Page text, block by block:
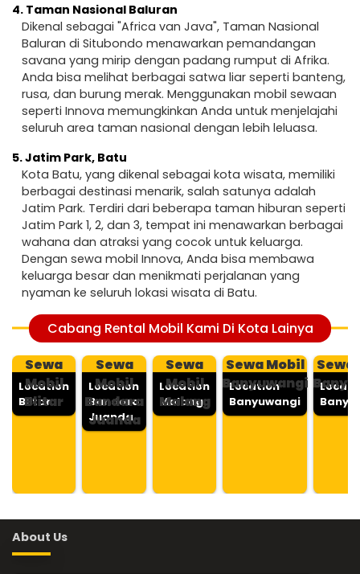
4. Taman Nasional Baluran
Dikenal sebagai "Africa van Java", Taman Nasional
Baluran di Situbondo menawarkan pemandangan
savana yang mirip dengan padang rumput di Afrika.
Anda bisa melihat berbagai satwa liar seperti banteng,
rusa, dan burung merak. Menggunakan mobil sewaan
seperti Innova memungkinkan Anda untuk menjelajahi
seluruh area taman nasional dengan lebih leluasa.
5.Jatim Park, Batu
Kota Batu, yang dikenal sebagai kota wisata, memiliki
berbagai destinasi menarik, salah satunya adalah
Jatim Park. Terdiri dari beberapa taman hiburan seperti
Jatim Park 1, 2, dan 3, tempat ini menawarkan berbagai
wahana dan atraksi yang cocok untuk keluarga.
Dengan sewa mobil Innova, Anda bisa membawa
keluarga besar dan menikmati perjalanan yang
nyaman ke seluruh lokasi wisata di Batu.
Cabang Rental Mobil Kami Di Kota Lainya
Sewa
Mobil
Blitar
Location
Blitar
Sewa
Mobil
Bandara
Juanda
Location
Bandara
Juanda
Sewa
Mobil
Malang
Location
Malang
Sewa Mobil
Banyuwangi
Location
Banyuwangi
Sewa
About Us